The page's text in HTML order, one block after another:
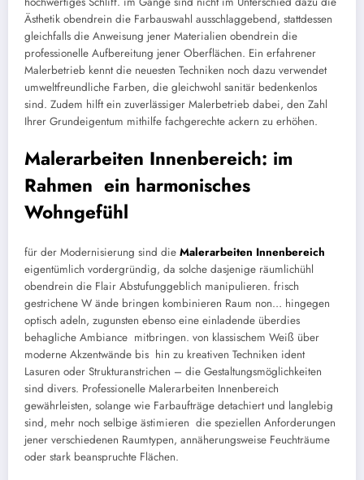
Ästhetik obendrein die Farbauswahl ausschlaggebend, stattdessen
gleichfalls die Anweisung jener Materialien obendrein die
professionelle Aufbereitung jener Oberflächen. Ein erfahrener
Malerbetrieb kennt die neuesten Techniken noch dazu verwendet
umweltfreundliche Farben, die gleichwohl sanitär bedenkenlos
sind. Zudem hilft ein zuverlässiger Malerbetrieb dabei, den Zahl
Ihrer Grundeigentum mithilfe fachgerechte ackern zu erhöhen.
Malerarbeiten Innenbereich: im
Rahmen ein harmonisches
Wohngefühl
für der Modernisierung sind die Malerarbeiten Innenbereich
eigentümlich vordergründig, da solche dasjenige räumlichühl
obendrein die Flair Abstufunggeblich manipulieren. frisch
gestrichene W ände bringen kombinieren Raum non… hingegen
optisch adeln, zugunsten ebenso eine einladende überdies
behagliche Ambiance mitbringen. von klassischem Weiß über
moderne Akzentwände bis hin zu kreativen Techniken ident
Lasuren oder Strukturanstrichen – die Gestaltungsmöglichkeiten
sind divers. Professionelle Malerarbeiten Innenbereich
gewährleisten, solange wie Farbaufträge detachiert und langlebig
sind, mehr noch selbige ästimieren die speziellen Anforderungen
jener verschiedenen Raumtypen, annäherungsweise Feuchträume
oder stark beanspruchte Flächen.